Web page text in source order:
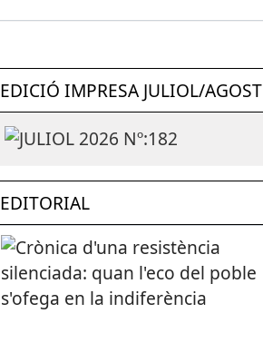
EDICIÓ IMPRESA JULIOL/AGOST
EDITORIAL